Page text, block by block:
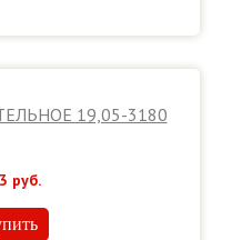
19,05-3180
руб.